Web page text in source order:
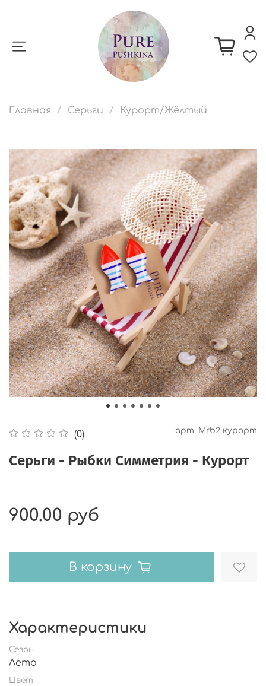
Главная Серьги Курорт/Жёлтый
(0) арт. Mrb2 курорт
Серьги - Рыбки Симметрия - Курорт
900.00 руб
В корзину
Характеристики
Сезон
Лето
Цвет